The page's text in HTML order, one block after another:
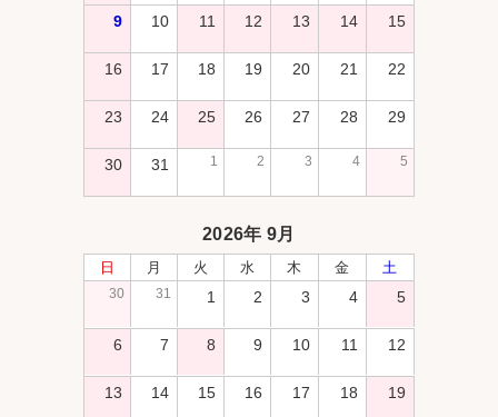
9 10 11 12 13 14 15
16 17 18 19 20 21 22
23 24 25 26 27 28 29
30 31 1 2 3 4 5
2026年 9月
日 月 火 水 木 金 土
30 31 1 2 3 4 5
6 7 8 9 10 11 12
13 14 15 16 17 18 19